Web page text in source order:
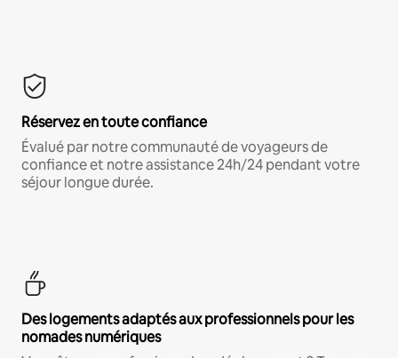
Réservez en toute confiance
Évalué par notre communauté de voyageurs de
confiance et notre assistance 24h/24 pendant votre
séjour longue durée.
Des logements adaptés aux professionnels pour les
nomades numériques